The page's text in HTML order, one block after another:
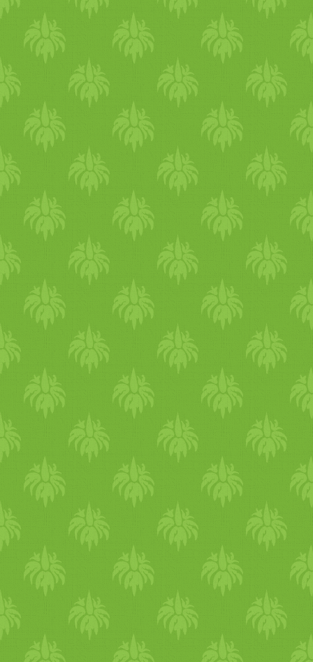
testedben a nedvességet és
nagyon jó a quinoa is. Jók
tavasszal a babfélék, lencsék
is és a borsók, mert van
egyfajta összehúzó, szárító
hatásuk. Kerüld a
ételeket, mint a tejtermékek,
édességek, olajba kisült
ételek, túlzott sózás, rizs,
búza. Gyógynövényes
támogatás Hasznos ilyenkor
tested természetes öntisztító
folyamatait támogatni egy
tisztítókúrával és tisztulást
segítő gyógynövényekkel.
Mi az Online vezetett
ájurvédikus tisztítókúrákban